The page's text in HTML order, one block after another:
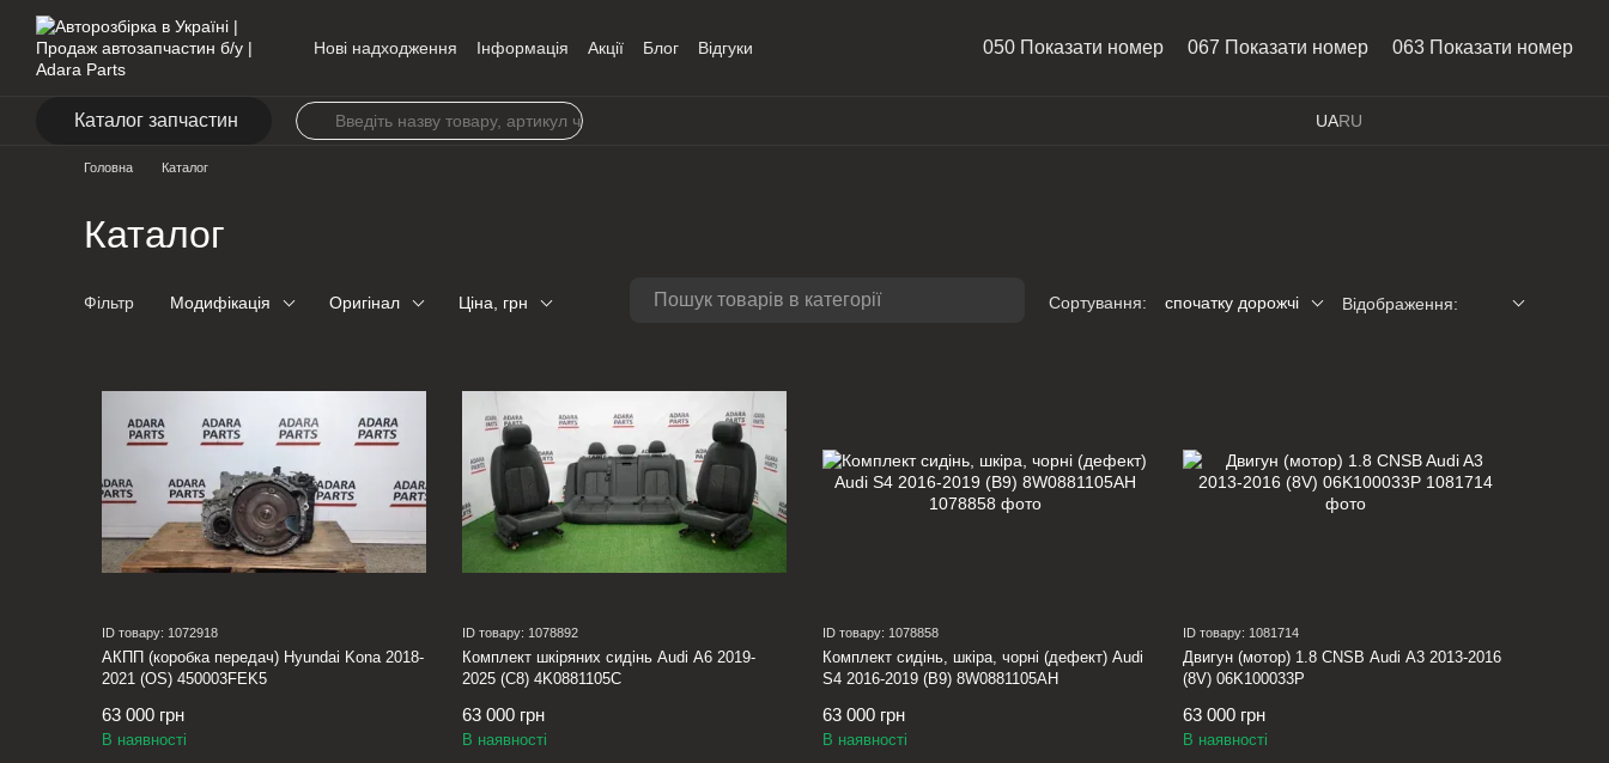
Перейти до основного контенту
Нові надходження
Інформація Акції Блог
Відгуки
050 Показати номер 067 Показати номер 063 Показати номер
Каталог запчастин UARU
Головна Каталог
Каталог
Фільтр Модифікація Оригінал Ціна, грн Сортування: спочатку дорожчі Відображення:
ID товару: 1072918
АКПП (коробка передач) Hyundai Kona 2018-
2021 (OS) 450003FEK5
63 000 грн
В наявності
ID товару: 1078892
Комплект шкіряних сидінь Audi A6 2019-
2025 (C8) 4K0881105C
63 000 грн
В наявності
ID товару: 1078858
Комплект сидінь, шкіра, чорні (дефект) Audi
S4 2016-2019 (B9) 8W0881105AH
63 000 грн
В наявності
ID товару: 1081714
Двигун (мотор) 1.8 CNSB Audi A3 2013-2016
(8V) 06K100033P
63 000 грн
В наявності